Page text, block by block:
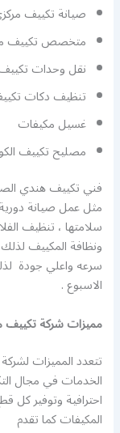
صيانة تكييف
متخصص تكييف
نقل وحدات
تنظيف دكات
غسيل مكيفات
مصليح تكييف
فني تكييف هندي
مثل عمل صيانة
سلامتها ، تنظيف
ونظافة المكييف
سرعه واعلي جودة
الاسبوع .
مميزات شركة تكييف
تتعدد المميزات
الخدمات في مجال
احترافية وتوفير كل
المكيفات كما تقدم